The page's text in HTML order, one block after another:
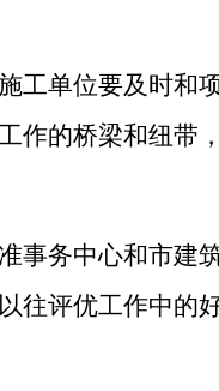
工单位要及时和
的桥梁和纽带
事务中心和市建
往评优工作中的